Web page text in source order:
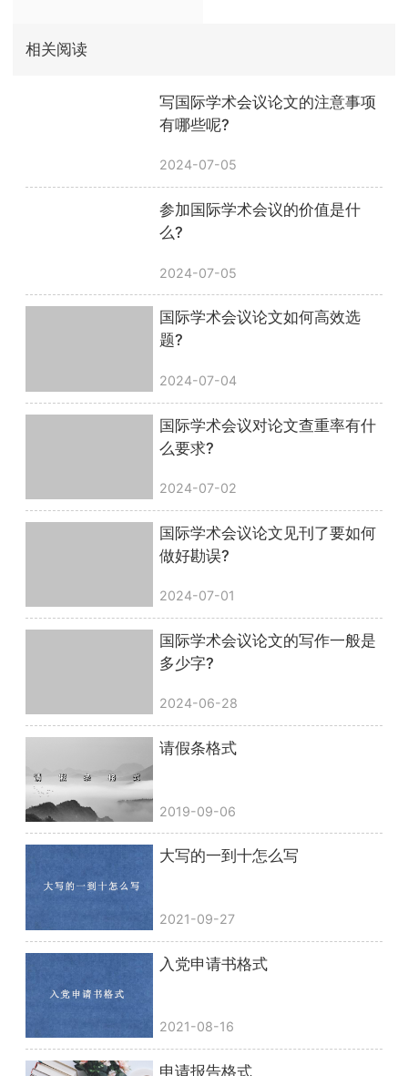
相关阅读
写国际学术会议论文的注意事项
有哪些呢?
2024-07-05
参加国际学术会议的价值是什
么?
2024-07-05
国际学术会议论文如何高效选
题?
2024-07-04
国际学术会议对论文查重率有什
么要求?
2024-07-02
国际学术会议论文见刊了要如何
做好勘误?
2024-07-01
国际学术会议论文的写作一般是
多少字?
2024-06-28
请假条格式
2019-09-06
大写的一到十怎么写
2021-09-27
入党申请书格式
2021-08-16
申请报告格式